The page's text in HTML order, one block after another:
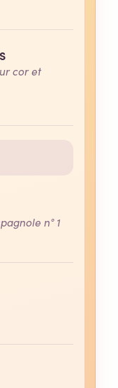
cor et
n° 1